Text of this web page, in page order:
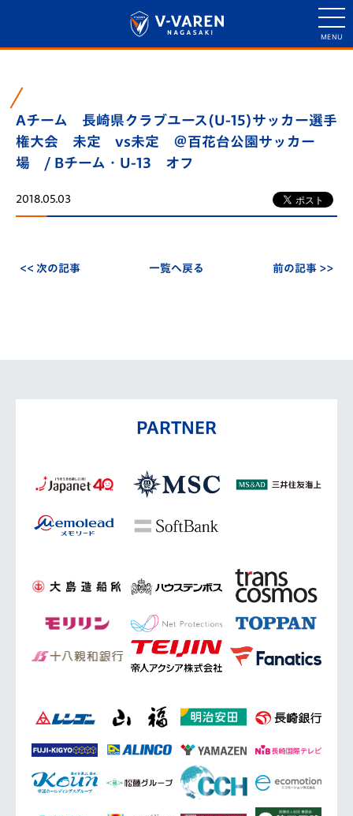
Aチーム 長崎県クラブユース(U-15)サッカー選手
権大会 未定 vs未定 ＠百花台公園サッカー
場 / Bチーム・U-13 オフ
2018.05.03
<< 次の記事 一覧へ戻る 前の記事 >>
PARTNER